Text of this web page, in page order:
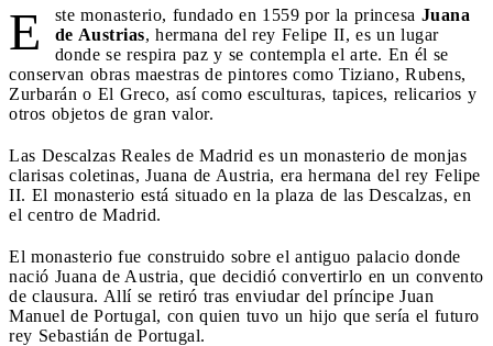
E ste monasterio, fundado en 1559 por la princesa Juana
de Austrias, hermana del rey Felipe II, es un lugar
donde se respira paz y se contempla el arte. En él se
conservan obras maestras de pintores como Tiziano, Rubens,
Zurbarán o El Greco, así como esculturas, tapices, relicarios y
otros objetos de gran valor.
Las Descalzas Reales de Madrid es un monasterio de monjas
clarisas coletinas, Juana de Austria, era hermana del rey Felipe
II. El monasterio está situado en la plaza de las Descalzas, en
el centro de Madrid.
El monasterio fue construido sobre el antiguo palacio donde
nació Juana de Austria, que decidió convertirlo en un convento
de clausura. Allí se retiró tras enviudar del príncipe Juan
Manuel de Portugal, con quien tuvo un hijo que sería el futuro
rey Sebastián de Portugal.